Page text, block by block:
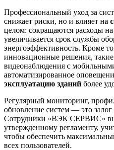
Профессиональный уход за
снижает риски, но и влияет на
целом: сокращаются расходы
увеличивается срок службы
энергоэффективность. Кроме
инновационные решения, такие
видеонаблюдения с
автоматизированное
эксплуатацию зданий более
Регулярный мониторинг,
обновление систем — это
Сотрудники «ВЭК СЕРВИС»
утвержденному регламенту,
чтобы обеспечить
всех пользователей.